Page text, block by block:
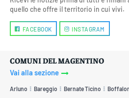
quello che offre il territorio in cui vivi.
FACEBOOK INSTAGRAM
COMUNI DEL MAGENTINO
Vai alla sezione
Arluno Bareggio Bernate Ticino